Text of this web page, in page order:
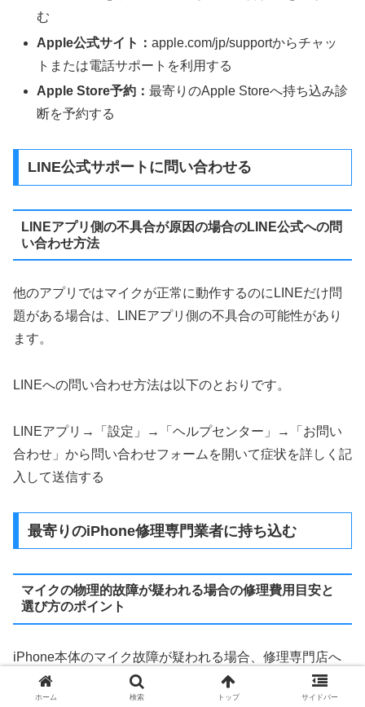
む
Apple公式サイト：apple.com/jp/supportからチャッ
トまたは電話サポートを利用する
Apple Store予約：最寄りのApple Storeへ持ち込み診
断を予約する
LINE公式サポートに問い合わせる
LINEアプリ側の不具合が原因の場合のLINE公式への問
い合わせ方法
他のアプリではマイクが正常に動作するのにLINEだけ問
題がある場合は、LINEアプリ側の不具合の可能性があり
ます。
LINEへの問い合わせ方法は以下のとおりです。
LINEアプリ→「設定」→「ヘルプセンター」→「お問い
合わせ」から問い合わせフォームを開いて症状を詳しく記
入して送信する
最寄りのiPhone修理専門業者に持ち込む
マイクの物理的故障が疑われる場合の修理費用目安と
選び方のポイント
iPhone本体のマイク故障が疑われる場合、修理専門店へ
の持ち込みが選択肢のひとつです。
ホーム 検索 トップ サイドバー